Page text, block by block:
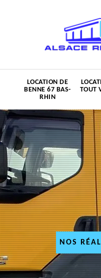
LOCATION DE
BENNE 67 BAS-
RHIN
TOUT
NOS